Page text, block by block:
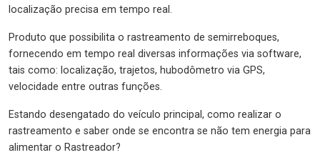
localização precisa em tempo real.
Produto que possibilita o rastreamento de semirreboques,
fornecendo em tempo real diversas informações via software,
tais como: localização, trajetos, hubodômetro via GPS,
velocidade entre outras funções.
Estando desengatado do veículo principal, como realizar o
rastreamento e saber onde se encontra se não tem energia para
alimentar o Rastreador?